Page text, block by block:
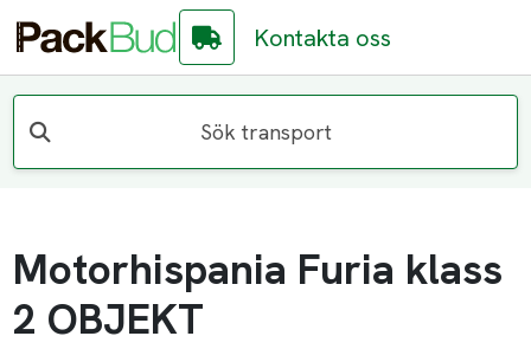
Kontakta oss
Sök transport
Motorhispania Furia klass
2 OBJEKT